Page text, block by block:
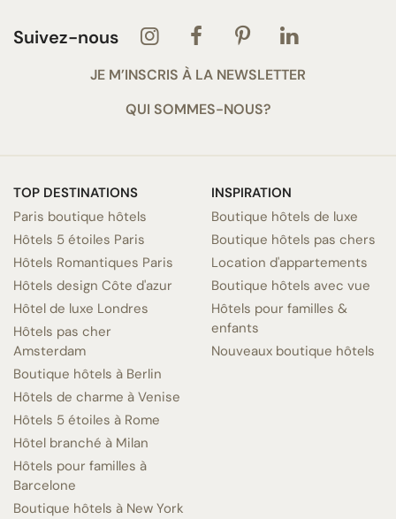
Suivez-nous
JE M’INSCRIS À LA NEWSLETTER
QUI SOMMES-NOUS?
TOP DESTINATIONS
Paris boutique hôtels
Hôtels 5 étoiles Paris
Hôtels Romantiques Paris
Hôtels design Côte d'azur
Hôtel de luxe Londres
Hôtels pas cher
Amsterdam
Boutique hôtels à Berlin
Hôtels de charme à Venise
Hôtels 5 étoiles à Rome
Hôtel branché à Milan
Hôtels pour familles à
Barcelone
Boutique hôtels à New York
INSPIRATION
Boutique hôtels de luxe
Boutique hôtels pas chers
Location d'appartements
Boutique hôtels avec vue
Hôtels pour familles &
enfants
Nouveaux boutique hôtels